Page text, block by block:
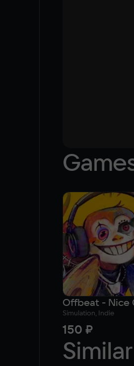
Offbeat - Nice
Simulation, Indie
150 ₽